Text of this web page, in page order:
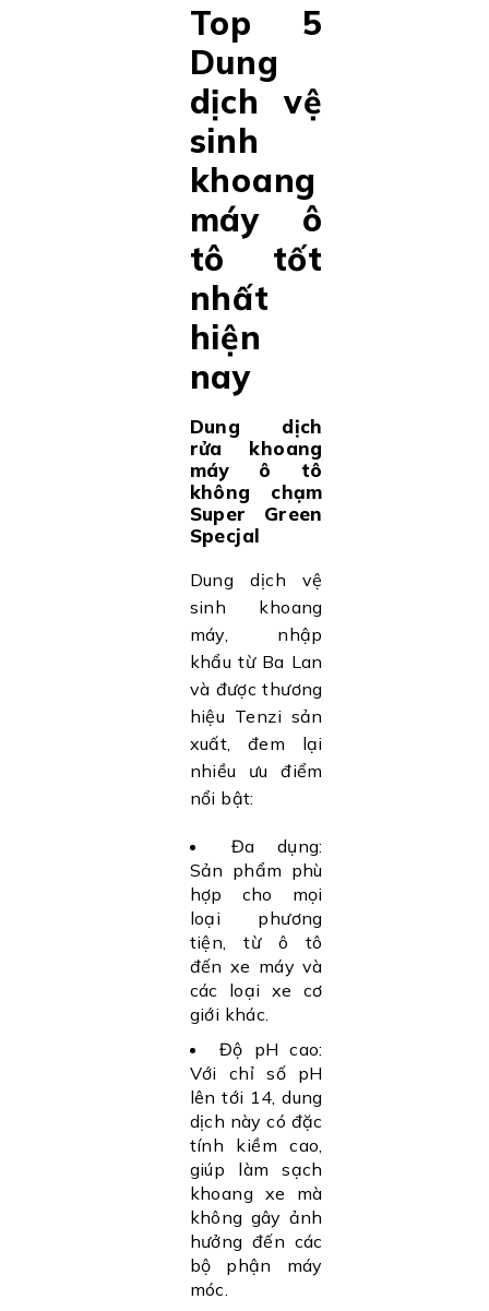
Top 5
Dung
dịch vệ
sinh
khoang
máy ô
tô tốt
nhất
hiện
nay
Dung dịch
rửa khoang
máy ô tô
không chạm
Super Green
Specjal
Dung dịch vệ
sinh khoang
máy, nhập
khẩu từ Ba Lan
và được thương
hiệu Tenzi sản
xuất, đem lại
nhiều ưu điểm
nổi bật:
Đa dụng:
Sản phẩm phù
hợp cho mọi
loại phương
tiện, từ ô tô
đến xe máy và
các loại xe cơ
giới khác.
Độ pH cao:
Với chỉ số pH
lên tới 14, dung
dịch này có đặc
tính kiềm cao,
giúp làm sạch
khoang xe mà
không gây ảnh
hưởng đến các
bộ phận máy
móc.